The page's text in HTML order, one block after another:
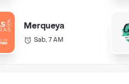
Merqueya
Sab, 7 AM